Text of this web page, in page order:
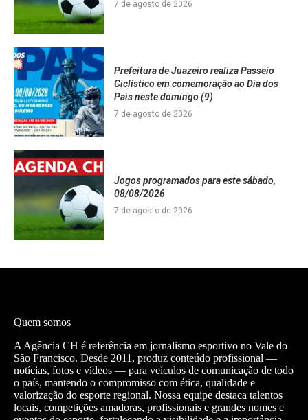
7 de agosto de 2026
Prefeitura de Juazeiro realiza Passeio
Ciclístico em comemoração ao Dia dos
Pais neste domingo (9)
7 de agosto de 2026
Jogos programados para este sábado,
08/08/2026
7 de agosto de 2026
Quem somos
A Agência CH é referência em jornalismo esportivo no Vale do
São Francisco. Desde 2011, produz conteúdo profissional —
notícias, fotos e vídeos — para veículos de comunicação de todo
o país, mantendo o compromisso com ética, qualidade e
valorização do esporte regional. Nossa equipe destaca talentos
locais, competições amadoras, profissionais e grandes nomes e